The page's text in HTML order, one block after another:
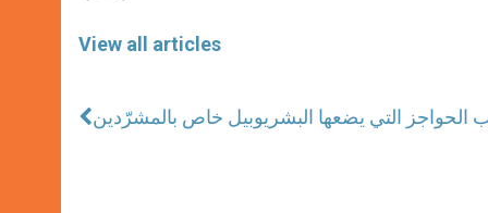
View all articles
يوبيل خاص بالمشرّدين